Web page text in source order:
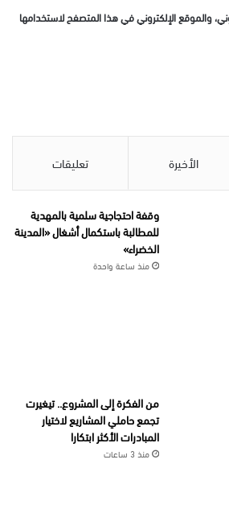
والموقع الإلكتروني في هذا المتصفح لاستخدامها
الأخيرة تعليقات
وقفة احتجاجية سلمية بالمهدية
للمطالبة باستكمال أشغال «المدينة
الخضراء»
منذ ساعة واحدة
من الفكرة إلى المشروع.. تيغيرت
تجمع حاملي المشاريع لاختيار
المبادرات الأكثر ابتكارا
منذ 3 ساعات